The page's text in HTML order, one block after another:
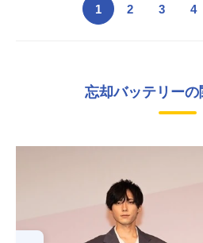
1 2 3 4
忘却バッテリー